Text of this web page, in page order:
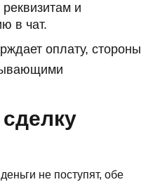
и
в чат.
оплату, стороны
не поступят, обе